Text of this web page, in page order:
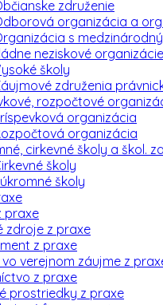
združenie
organizácia a
s
neziskové
školy
združenia
rozpočtové
organizácia
organizácia
cirkevné školy a škol.
školy
školy
praxe
zdroje z praxe
z praxe
vo verejnom záujme z
z praxe
prostriedky z praxe